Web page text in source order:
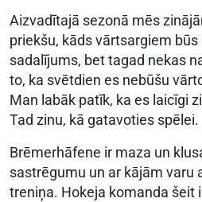
Aizvadītajā sezonā mēs
priekšu, kāds vārtsargiem
sadalījums, bet tagad nekas
to, ka svētdien es nebūšu
Man labāk patīk, ka es laicīgi
Tad zinu, kā gatavoties spēlei.
Brēmerhāfene ir maza un
sastrēgumu un ar kājām varu
treniņa. Hokeja komanda šeit